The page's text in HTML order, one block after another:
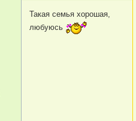
Такая семья хорошая,
любуюсь